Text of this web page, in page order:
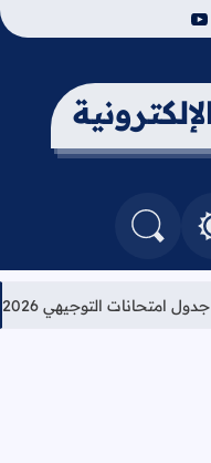
youtube
بين الوضع النهاري والداكن
البحث في المدونة